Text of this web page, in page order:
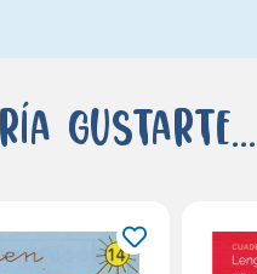
gustarte...